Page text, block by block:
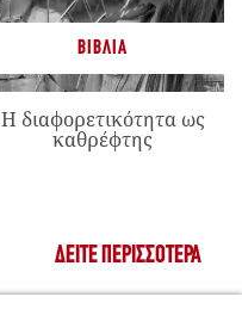
ΒΙΒΛΊΑ
Η διαφορετικότητα ως
καθρέφτης
ΔΕΊΤΕ ΠΕΡΙΣΣΌΤΕΡΑ